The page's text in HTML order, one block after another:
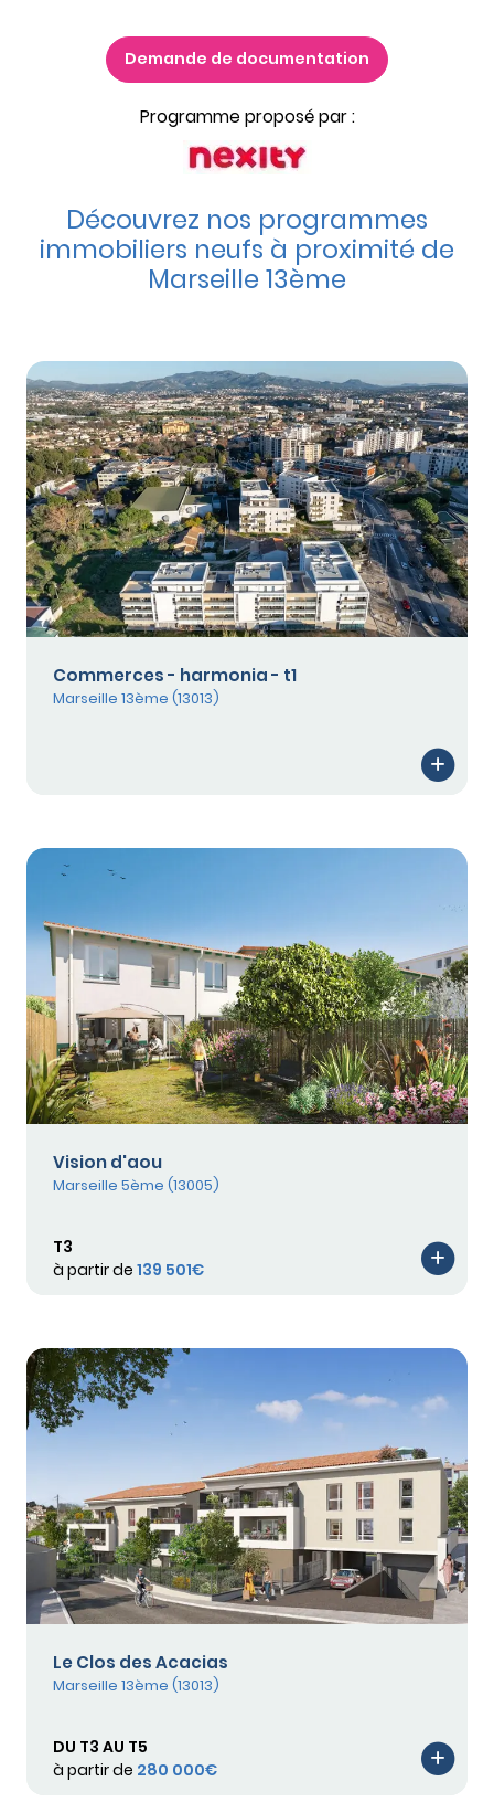
Demande de documentation
Programme proposé par :
Découvrez nos programmes
immobiliers neufs à proximité de
Marseille 13ème
Commerces - harmonia - t1
Marseille 13ème (13013)
Vision d'aou
Marseille 5ème (13005)
T3
à partir de 139 501€
Le Clos des Acacias
Marseille 13ème (13013)
DU T3 AU T5
à partir de 280 000€